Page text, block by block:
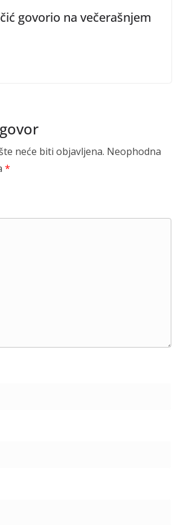
govorio na večerašnjem
neće biti objavljena. Neophodna
*